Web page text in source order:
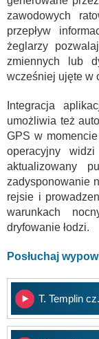
zawodowych
przepływ
żeglarzy
zmiennych lub
wcześniej ujęte w
Integracja
umożliwia też
GPS w
operacyjny
aktualizowany
zadysponowanie
rejsie i
warunkach
dryfowanie łodzi.
Posłuchaj
T. Templin